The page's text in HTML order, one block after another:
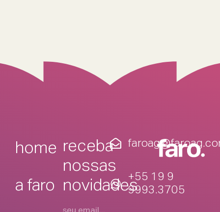
home
a faro
receba
nossas
novidades
+55 19 9
9993.3705